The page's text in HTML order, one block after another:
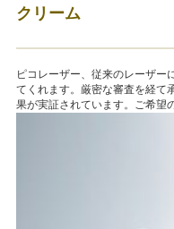
クリーム
ピコレーザー、従来のレーザー
てくれます。厳密な審査を経て
果が実証されています。ご希望